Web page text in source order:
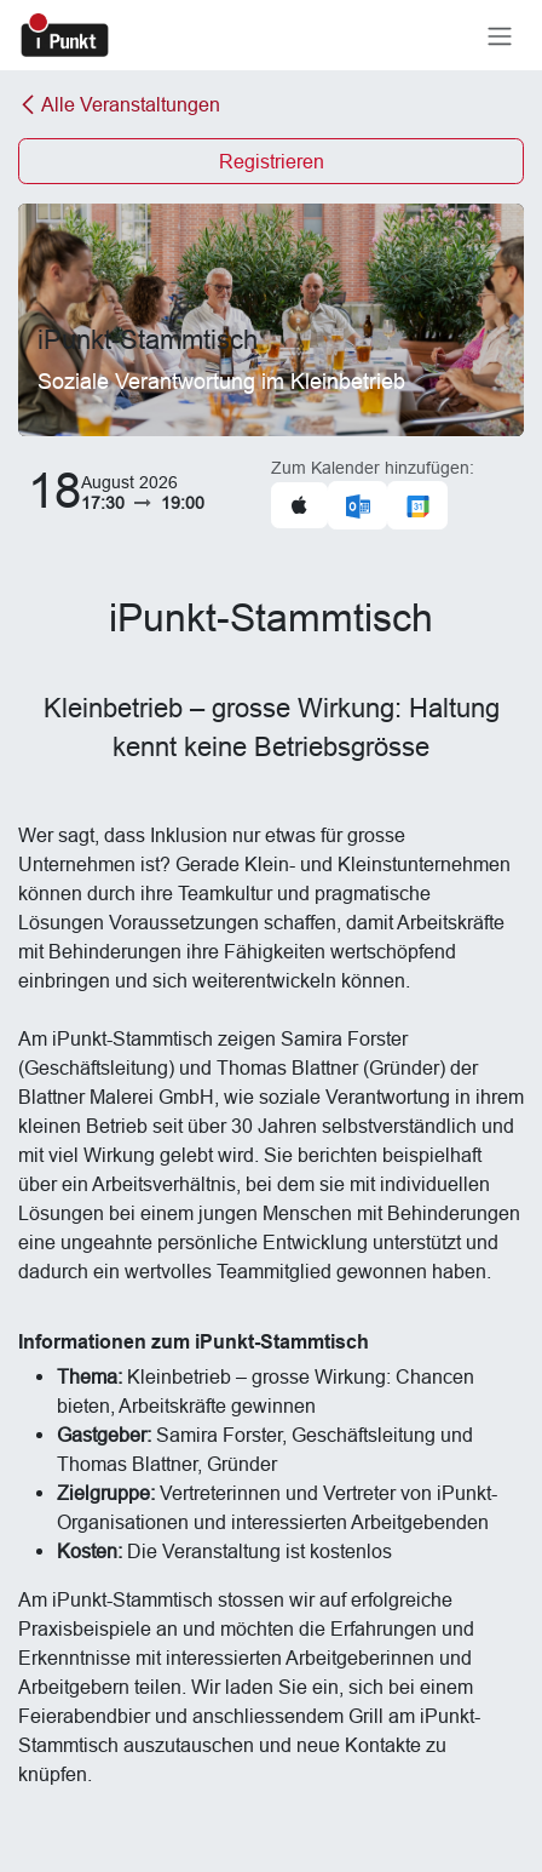
Zum Inhalt springen
Alle Veranstaltungen
Registrieren
iPunkt-Stammtisch
Soziale Verantwortung im Kleinbetrieb
18August 2026
17:30
19:00
Zum Kalender hinzufügen:
iPunkt-Stammtisch
Kleinbetrieb – grosse Wirkung: Haltung
kennt keine Betriebsgrösse
Wer sagt, dass Inklusion nur etwas für grosse
Unternehmen ist? Gerade Klein- und Kleinstunternehmen
können durch ihre Teamkultur und pragmatische
Lösungen Voraussetzungen schaffen, damit Arbeitskräfte
mit Behinderungen ihre Fähigkeiten wertschöpfend
einbringen und sich weiterentwickeln können.
Am iPunkt-Stammtisch zeigen Samira Forster
(Geschäftsleitung) und Thomas Blattner (Gründer) der
Blattner Malerei GmbH, wie soziale Verantwortung in ihrem
kleinen Betrieb seit über 30 Jahren selbstverständlich und
mit viel Wirkung gelebt wird. Sie berichten beispielhaft
über ein Arbeitsverhältnis, bei dem sie mit individuellen
Lösungen bei einem jungen Menschen mit Behinderungen
eine ungeahnte persönliche Entwicklung unterstützt und
dadurch ein wertvolles Teammitglied gewonnen haben.
Informationen zum iPunkt-Stammtisch
Thema: Kleinbetrieb – grosse Wirkung: Chancen
bieten, Arbeitskräfte gewinnen
Gastgeber: Samira Forster, Geschäftsleitung und
Thomas Blattner, Gründer
Zielgruppe: Vertreterinnen und Vertreter von iPunkt-
Organisationen und interessierten Arbeitgebenden
Kosten: Die Veranstaltung ist kostenlos
Am iPunkt-Stammtisch stossen wir auf erfolgreiche
Praxisbeispiele an und möchten die Erfahrungen und
Erkenntnisse mit interessierten Arbeitgeberinnen und
Arbeitgebern teilen. Wir laden Sie ein, sich bei einem
Feierabendbier und anschliessendem Grill am iPunkt-
Stammtisch auszutauschen und neue Kontakte zu
knüpfen.